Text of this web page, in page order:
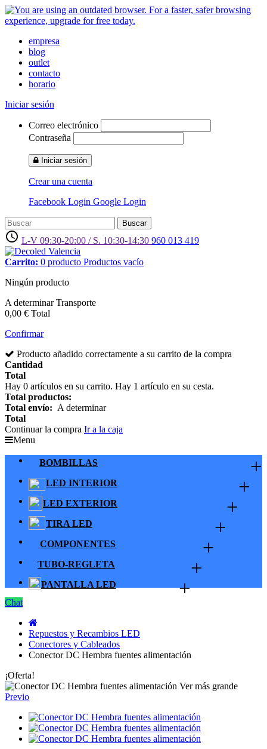
empresa
blog
outlet
contacto
horario
Iniciar sesión
Correo electrónico
Contraseña
Iniciar sesión
Crear una cuenta
Facebook Login Google Login
Buscar
access_time L-V 09:30-20:00 / S. 10:30-14:30 960 013 419
Carrito: 0 producto Productos vacío
Ningún producto
A determinarTransporte
0,00 € Total
Confirmar
Producto añadido correctamente a su carrito de la compra
Cantidad
Total
Hay 0 artículos en su carrito. Hay 1 artículo en su cesta.
Total productos:
Total envío: A determinar
Total
Continuar la compra Ir a la caja
Menu
BOMBILLAS +
LED INTERIOR +
LED EXTERIOR +
TIRA LED +
COMPONENTES +
TUBO-REGLETA +
PANTALLA LED +
Chat
Repuestos y Recambios LED
Conectores y Cableados
Conector DC Hembra fuentes alimentación
¡Oferta!
Ver más grande
Previo